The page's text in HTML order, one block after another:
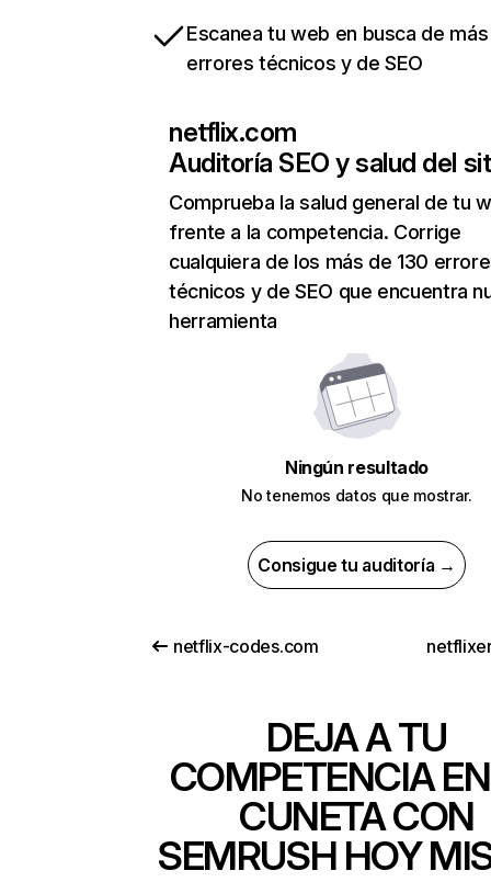
Escanea tu web en busca de
errores técnicos y de SEO
netflix.com
Auditoría SEO y salud del
Comprueba la salud general de tu
frente a la competencia. Corrige
cualquiera de los más de 130
técnicos y de SEO que encuentra
herramienta
Ningún resultado
No tenemos datos que mostrar.
Consigue tu auditoría →
netflix-codes.com
DEJA A TU
COMPETENCIA
CUNETA CON
SEMRUSH HOY